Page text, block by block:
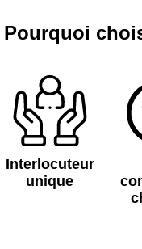
Pourquoi
Interlocuteur
unique